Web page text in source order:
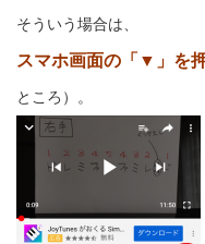
そういう場合は、
スマホ画面の「▼」を
ところ）。